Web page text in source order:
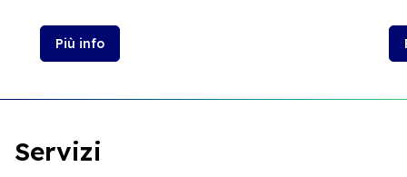
Più info
Servizi